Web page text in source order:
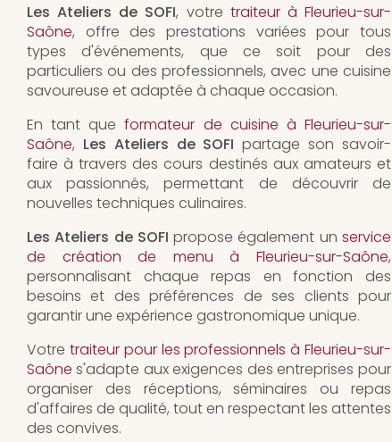
Les Ateliers de SOFI, votre traiteur à Fleurieu-sur-
Saône, offre des prestations variées pour tous
types d'événements, que ce soit pour des
particuliers ou des professionnels, avec une cuisine
savoureuse et adaptée à chaque occasion.
En tant queformateur de cuisine à Fleurieu-sur-
Saône, Les Ateliers de SOFI partage son savoir-
faire à travers des cours destinés aux amateurs et
aux passionnés, permettant de découvrir de
nouvelles techniques culinaires.
Les Ateliers de SOFI propose également un service
de création de menu à Fleurieu-sur-Saône,
personnalisant chaque repas en fonction des
besoins et des préférences de ses clients pour
garantir une expérience gastronomique unique.
Votre traiteur pour les professionnels à Fleurieu-sur-
Saône s'adapte aux exigences des entreprises pour
organiser des réceptions, séminaires ou repas
d'affaires de qualité, tout en respectant les attentes
des convives.